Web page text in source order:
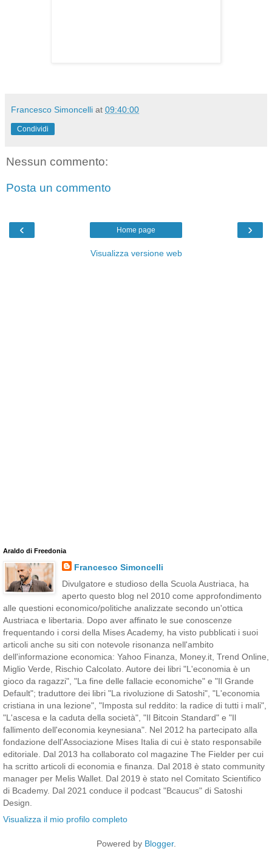
Francesco Simoncelli at 09:40:00
Condividi
Nessun commento:
Posta un commento
‹ ›
Home page
Visualizza versione web
Araldo di Freedonia
Francesco Simoncelli
Divulgatore e studioso della Scuola Austriaca, ha
aperto questo blog nel 2010 come approfondimento
alle questioni economico/politiche analizzate secondo un'ottica
Austriaca e libertaria. Dopo aver affinato le sue conoscenze
frequentando i corsi della Mises Academy, ha visto pubblicati i suoi
articoli anche su siti con notevole risonanza nell'ambito
dell'informazione economica: Yahoo Finanza, Money.it, Trend Online,
Miglio Verde, Rischio Calcolato. Autore dei libri "L'economia è un
gioco da ragazzi", "La fine delle fallacie economiche" e "Il Grande
Default"; traduttore dei libri "La rivoluzione di Satoshi", "L'economia
cristiana in una lezione", "Imposta sul reddito: la radice di tutti i mali",
"L'ascesa e la caduta della società", "Il Bitcoin Standard" e "Il
fallimento dell'economia keynesiana". Nel 2012 ha partecipato alla
fondazione dell'Associazione Mises Italia di cui è stato responsabile
editoriale. Dal 2013 ha collaborato col magazine The Fielder per cui
ha scritto articoli di economia e finanza. Dal 2018 è stato community
manager per Melis Wallet. Dal 2019 è stato nel Comitato Scientifico
di Bcademy. Dal 2021 conduce il podcast "Bcaucus" di Satoshi
Design.
Visualizza il mio profilo completo
Powered by Blogger.